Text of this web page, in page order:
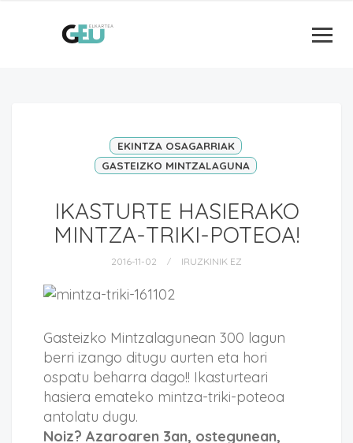
EKINTZA OSAGARRIAK
GASTEIZKO MINTZALAGUNA
IKASTURTE HASIERAKO
MINTZA-TRIKI-POTEOA!
2016-11-02 IRUZKINIK EZ
Gasteizko Mintzalagunean 300 lagun
berri izango ditugu aurten eta hori
ospatu beharra dago!! Ikasturteari
hasiera emateko mintza-triki-poteoa
antolatu dugu.
Noiz? Azaroaren 3an, ostegunean,